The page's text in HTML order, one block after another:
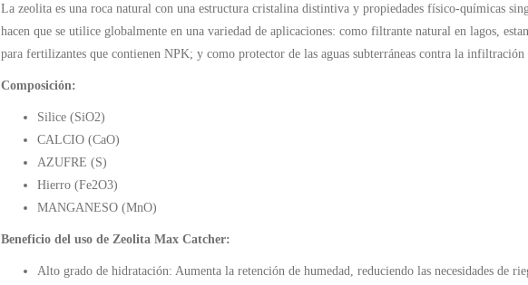
La zeolita es una roca natural con una estructura cristalina distintiva y propiedades físico-químicas
hacen que se utilice globalmente en una variedad de aplicaciones: como filtrante natural en lagos,
para fertilizantes que contienen NPK; y como protector de las aguas subterráneas contra la infiltración
Composición:
Silice (SiO2)
CALCIO (CaO)
AZUFRE (S)
Hierro (Fe2O3)
MANGANESO (MnO)
Beneficio del uso de Zeolita Max Catcher:
Alto grado de hidratación: Aumenta la retención de humedad, reduciendo las necesidades de